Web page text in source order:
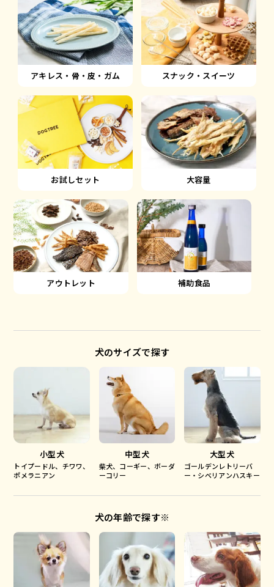
アキレス・骨・皮・ガム スナック・スイーツ
お試しセット 大容量
アウトレット 補助食品
犬のサイズで探す
小型犬
トイプードル、チワワ、
ポメラニアン
中型犬
柴犬、コーギー、ボーダ
ーコリー
大型犬
ゴールデンレトリーバ
ー・シベリアンハスキー
犬の年齢で探す※